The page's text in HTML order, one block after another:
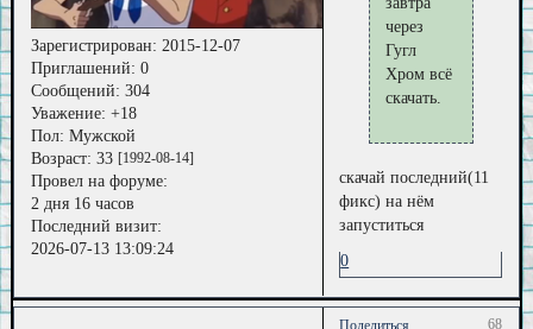
Зарегистрирован: 2015-12-07
Приглашений: 0
Сообщений: 304
Уважение: +18
Пол: Мужской
Возраст: 33 [1992-08-14]
Провел на форуме:
2 дня 16 часов
Последний визит:
2026-07-13 13:09:24
через
Гугл
Хром всё
скачать.
скачай последний(11
фикс) на нём
запуститься
0
Поделиться
68